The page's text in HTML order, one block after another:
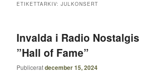
ETIKETTARKIV:JULKONSERT
Invalda i Radio Nostalgis
”Hall of Fame”
Publiceratdecember 15, 2024